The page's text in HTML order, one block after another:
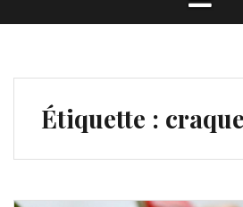
Étiquette :